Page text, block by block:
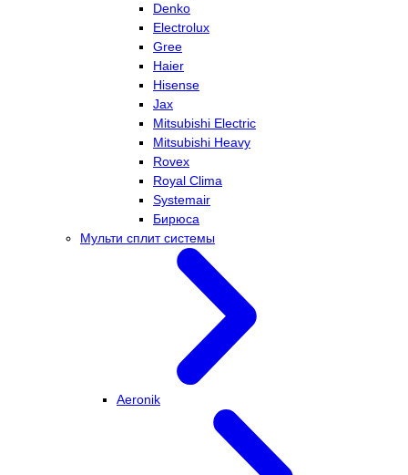
Denko
Electrolux
Gree
Haier
Hisense
Jax
Mitsubishi Electric
Mitsubishi Heavy
Rovex
Royal Clima
Systemair
Бирюса
Мульти сплит системы
Aeronik